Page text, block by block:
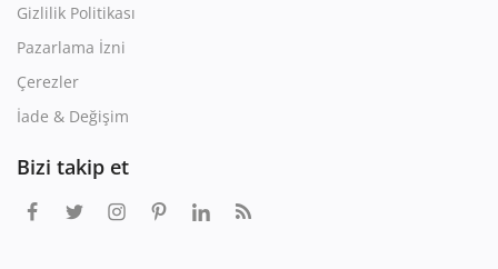
Gizlilik Politikası
Pazarlama İzni
Çerezler
İade & Değişim
Bizi takip et